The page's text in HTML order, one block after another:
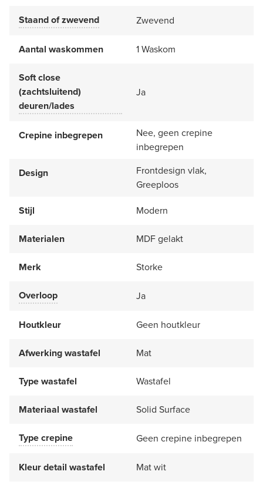
Staand of zwevend Zwevend
Aantal waskommen 1 Waskom
Soft close
(zachtsluitend)
deuren/lades
Ja
Crepine inbegrepen
Nee, geen crepine
inbegrepen
Design
Frontdesign vlak,
Greeploos
Stijl
Modern
Materialen MDF gelakt
Merk Storke
Overloop Ja
Houtkleur Geen houtkleur
Afwerking wastafel Mat
Type wastafel Wastafel
Materiaal wastafel Solid Surface
Type crepine Geen crepine inbegrepen
Kleur detail wastafel Mat wit